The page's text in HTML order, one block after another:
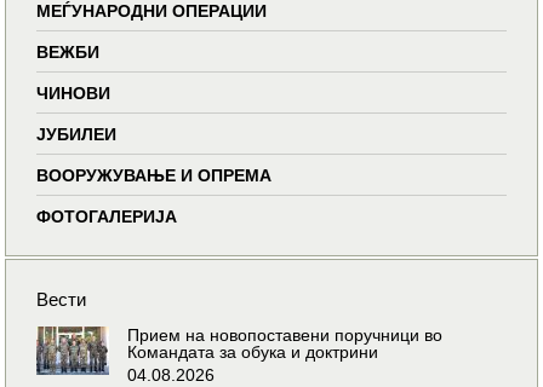
МЕЃУНАРОДНИ ОПЕРАЦИИ
ВЕЖБИ
ЧИНОВИ
ЈУБИЛЕИ
ВООРУЖУВАЊЕ И ОПРЕМА
ФОТОГАЛЕРИЈА
Вести
Прием на новопоставени поручници во
Командата за обука и доктрини
04.08.2026